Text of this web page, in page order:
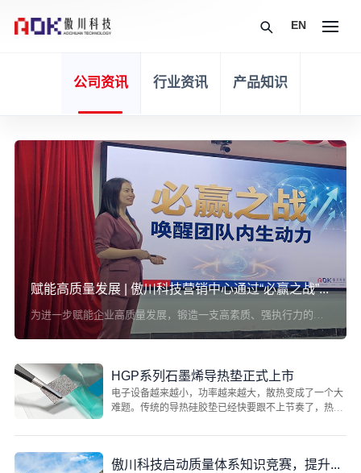
EN
开云(中国) 新闻中心
公司资讯 行业资讯 产品知识
赋能高质量发展 | 傲川科技营销中心通过“必赢之战”唤醒团队内生动力
为进一步赋能企业高质量发展，锻造一支高素质、强执行力的营销骨干队伍，本期由傲川科技营销中心副总监——蔡敏...
​HGP系列石墨烯导热垫正式上市
电子设备越来越小，功率越来越大，散热变成了一个大
难题。传统的导热硅胶垫已经快要跟不上节奏了，热阻
傲川科技启动质量体系知识竞赛，提升员工质量意识